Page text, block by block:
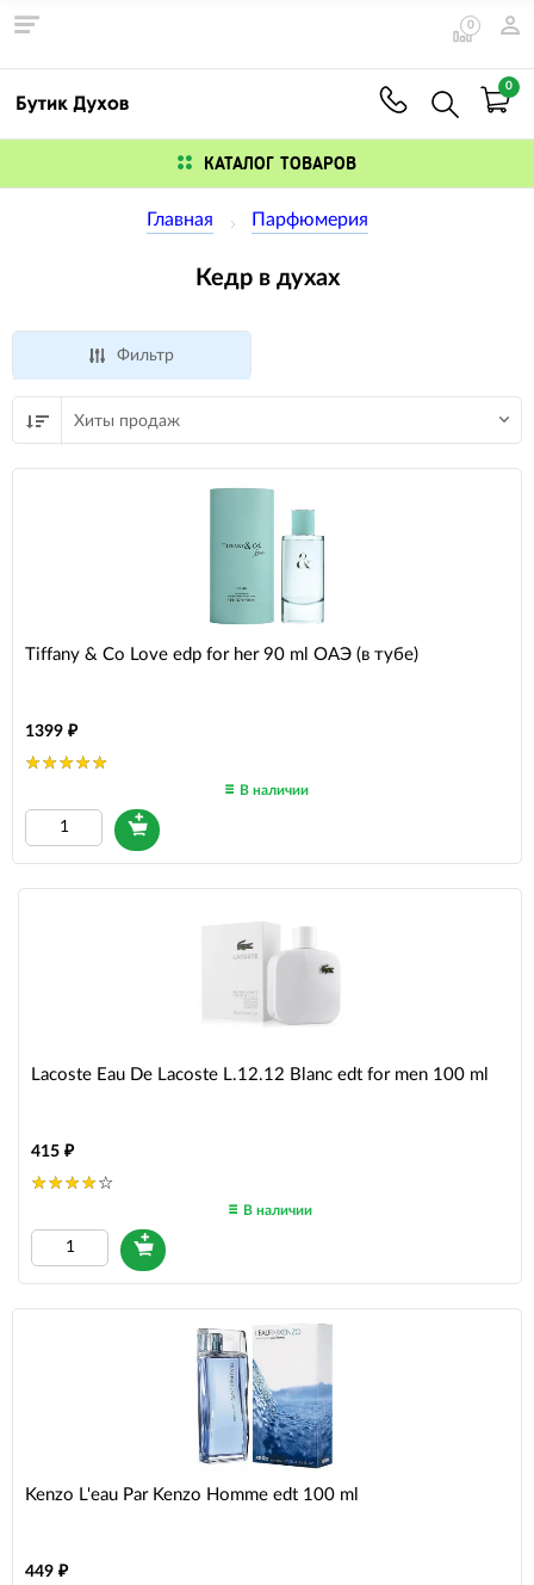
0
0
КАТАЛОГ ТОВАРОВ
Главная Парфюмерия
Кедр в духах
Фильтр
Хиты продаж
Tiffany & Co Love edp for her 90 ml ОАЭ (в тубе)
1399
В наличии
Lacoste Eau De Lacoste L.12.12 Blanc edt for men 100 ml
415
В наличии
Kenzo L'eau Par Kenzo Homme edt 100 ml
449